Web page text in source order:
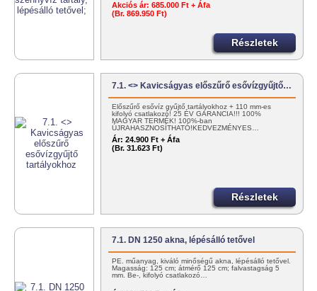
Akciós ár: 685.000 Ft + Áfa
(Br. 869.950 Ft)
Részletek
7.1. <> Kavicságyas előszűrő esővízgyűjtő…
Előszűrő esővíz gyűjtő tartályokhoz + 110 mm-es
kifolyó csatlakozó! 25 ÉV GARANCIA!!! 100%
MAGYAR TERMÉK! 100%-ban
ÚJRAHASZNOSÍTHATÓ!KEDVEZMÉNYES…
Ár: 24.900 Ft + Áfa
(Br. 31.623 Ft)
Részletek
7.1. DN 1250 akna, lépésálló tetővel
PE. műanyag, kiváló minőségű akna, lépésálló tetővel.
Magasság: 125 cm; átmérő 125 cm; falvastagság 5
mm. Be-, kifolyó csatlakozó…